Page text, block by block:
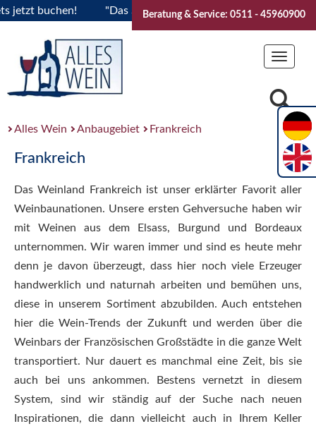
buchen! "Das Sommerfest 2026" Vive la
Beratung & Service: 0511 - 45960900
Toggle
Alles Wein Anbaugebiet Frankreich
Frankreich
Das Weinland Frankreich ist unser erklärter Favorit aller
Weinbaunationen. Unsere ersten Gehversuche haben wir
mit Weinen aus dem Elsass, Burgund und Bordeaux
unternommen. Wir waren immer und sind es heute mehr
denn je davon überzeugt, dass hier noch viele Erzeuger
handwerklich und naturnah arbeiten und bemühen uns,
diese in unserem Sortiment abzubilden. Auch entstehen
hier die Wein-Trends der Zukunft und werden über die
Weinbars der Französischen Großstädte in die ganze Welt
transportiert. Nur dauert es manchmal eine Zeit, bis sie
auch bei uns ankommen. Bestens vernetzt in diesem
System, sind wir ständig auf der Suche nach neuen
Inspirationen, die dann vielleicht auch in Ihrem Keller